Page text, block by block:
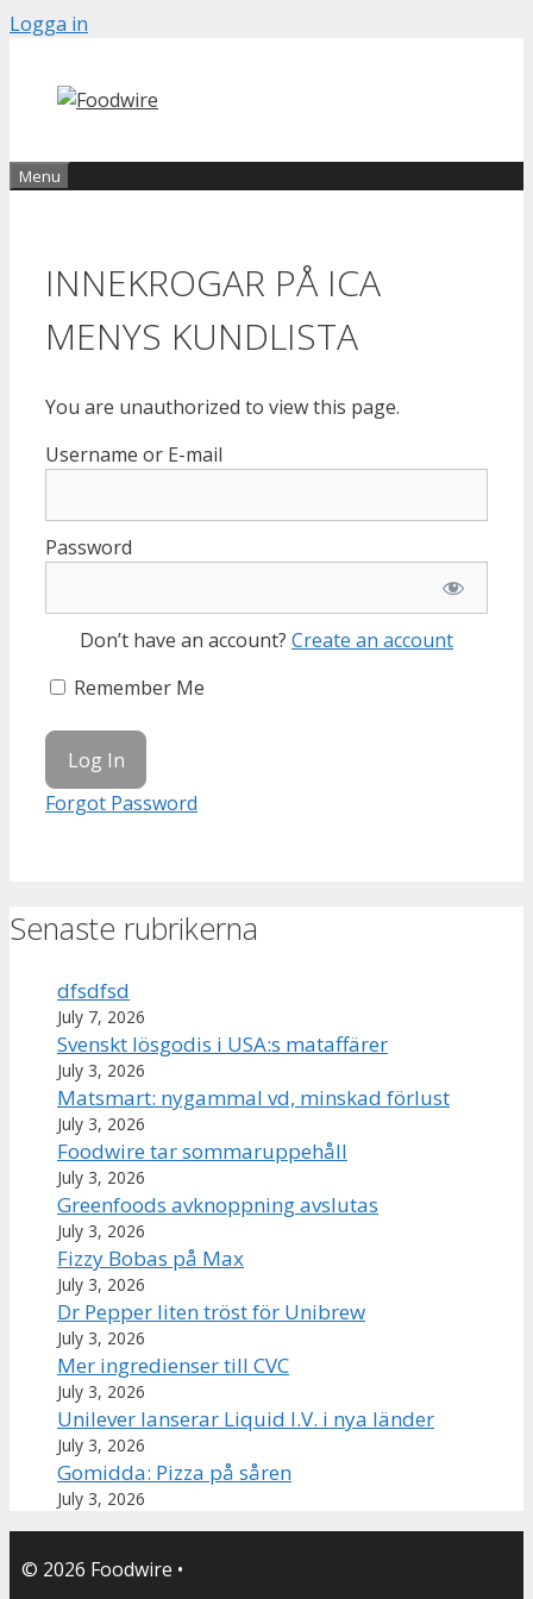
Skip
content
Logga in
Menu
INNEKROGAR PÅ ICA
MENYS KUNDLISTA
You are unauthorized to view this page.
Username or E-mail
Password
Don’t have an account? Create an account
Remember Me
Forgot Password
Senaste rubrikerna
dfsdfsd
July 7, 2026
Svenskt lösgodis i USA:s mataffärer
July 3, 2026
Matsmart: nygammal vd, minskad förlust
July 3, 2026
Foodwire tar sommaruppehåll
July 3, 2026
Greenfoods avknoppning avslutas
July 3, 2026
Fizzy Bobas på Max
July 3, 2026
Dr Pepper liten tröst för Unibrew
July 3, 2026
Mer ingredienser till CVC
July 3, 2026
Unilever lanserar Liquid I.V. i nya länder
July 3, 2026
Gomidda: Pizza på såren
July 3, 2026
© 2026 Foodwire •